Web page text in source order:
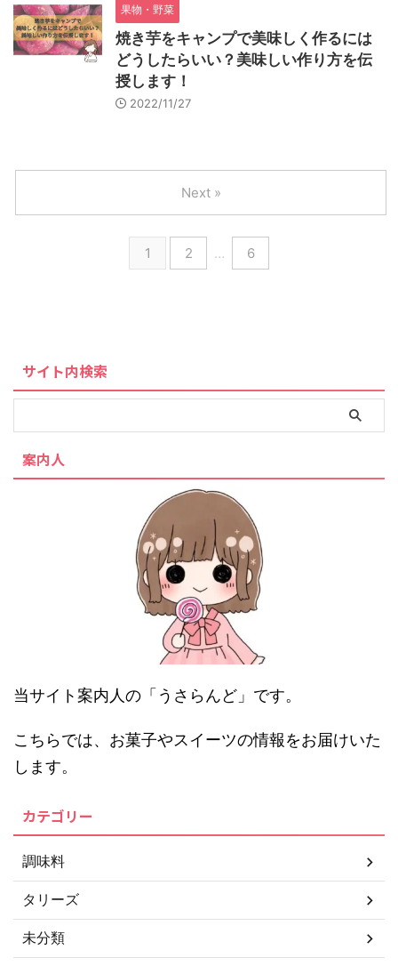
果物・野菜
焼き芋をキャンプで美味しく作るには
どうしたらいい？美味しい作り方を伝
授します！
2022/11/27
1 2 … 6
Next »
サイト内検索
案内人
当サイト案内人の「うさらんど」です。
こちらでは、お菓子やスイーツの情報をお届けいた
します。
カテゴリー
調味料
タリーズ
未分類